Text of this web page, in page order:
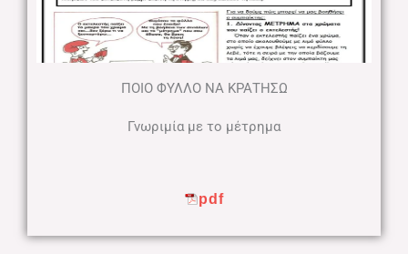
ΠΟΙΟ ΦΥΛΛΟ ΝΑ ΚΡΑΤΗΣΩ
Γνωριμία με το μέτρημα
pdf